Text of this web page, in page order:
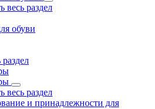
весь раздел
обуви
весь раздел
и принадлежности для